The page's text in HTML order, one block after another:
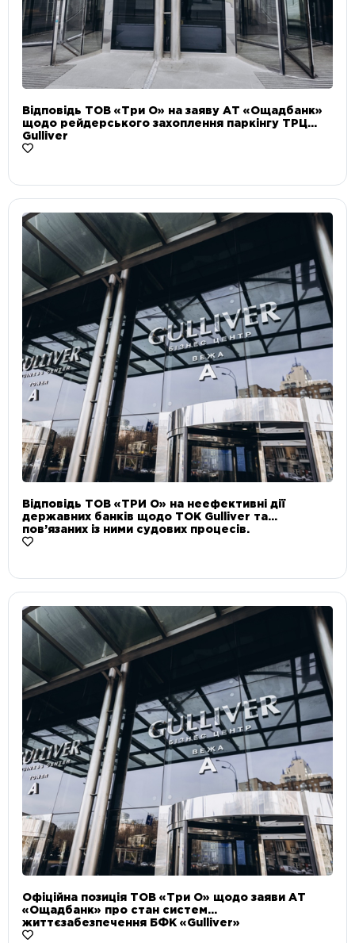
Відповідь ТОВ «Три О» на заяву АТ «Ощадбанк»
щодо рейдерського захоплення паркінгу ТРЦ
Gulliver
Відповідь ТОВ «ТРИ О» на неефективні дії
державних банків щодо ТОК Gulliver та
пов’язаних із ними судових процесів.
Офіційна позиція ТОВ «Три О» щодо заяви АТ
«Ощадбанк» про стан систем
життєзабезпечення БФК «Gulliver»